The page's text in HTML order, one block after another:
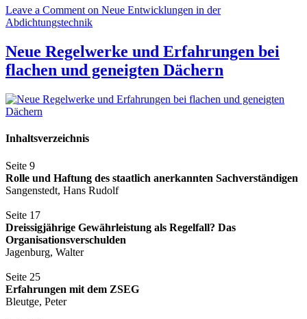
Leave a Comment on Neue Entwicklungen in der
Abdichtungstechnik
Neue Regelwerke und Erfahrungen bei
flachen und geneigten Dächern
Inhaltsverzeichnis
Seite 9
Rolle und Haftung des staatlich anerkannten Sachverständigen
Sangenstedt, Hans Rudolf
Seite 17
Dreissigjährige Gewährleistung als Regelfall? Das
Organisationsverschulden
Jagenburg, Walter
Seite 25
Erfahrungen mit dem ZSEG
Bleutge, Peter